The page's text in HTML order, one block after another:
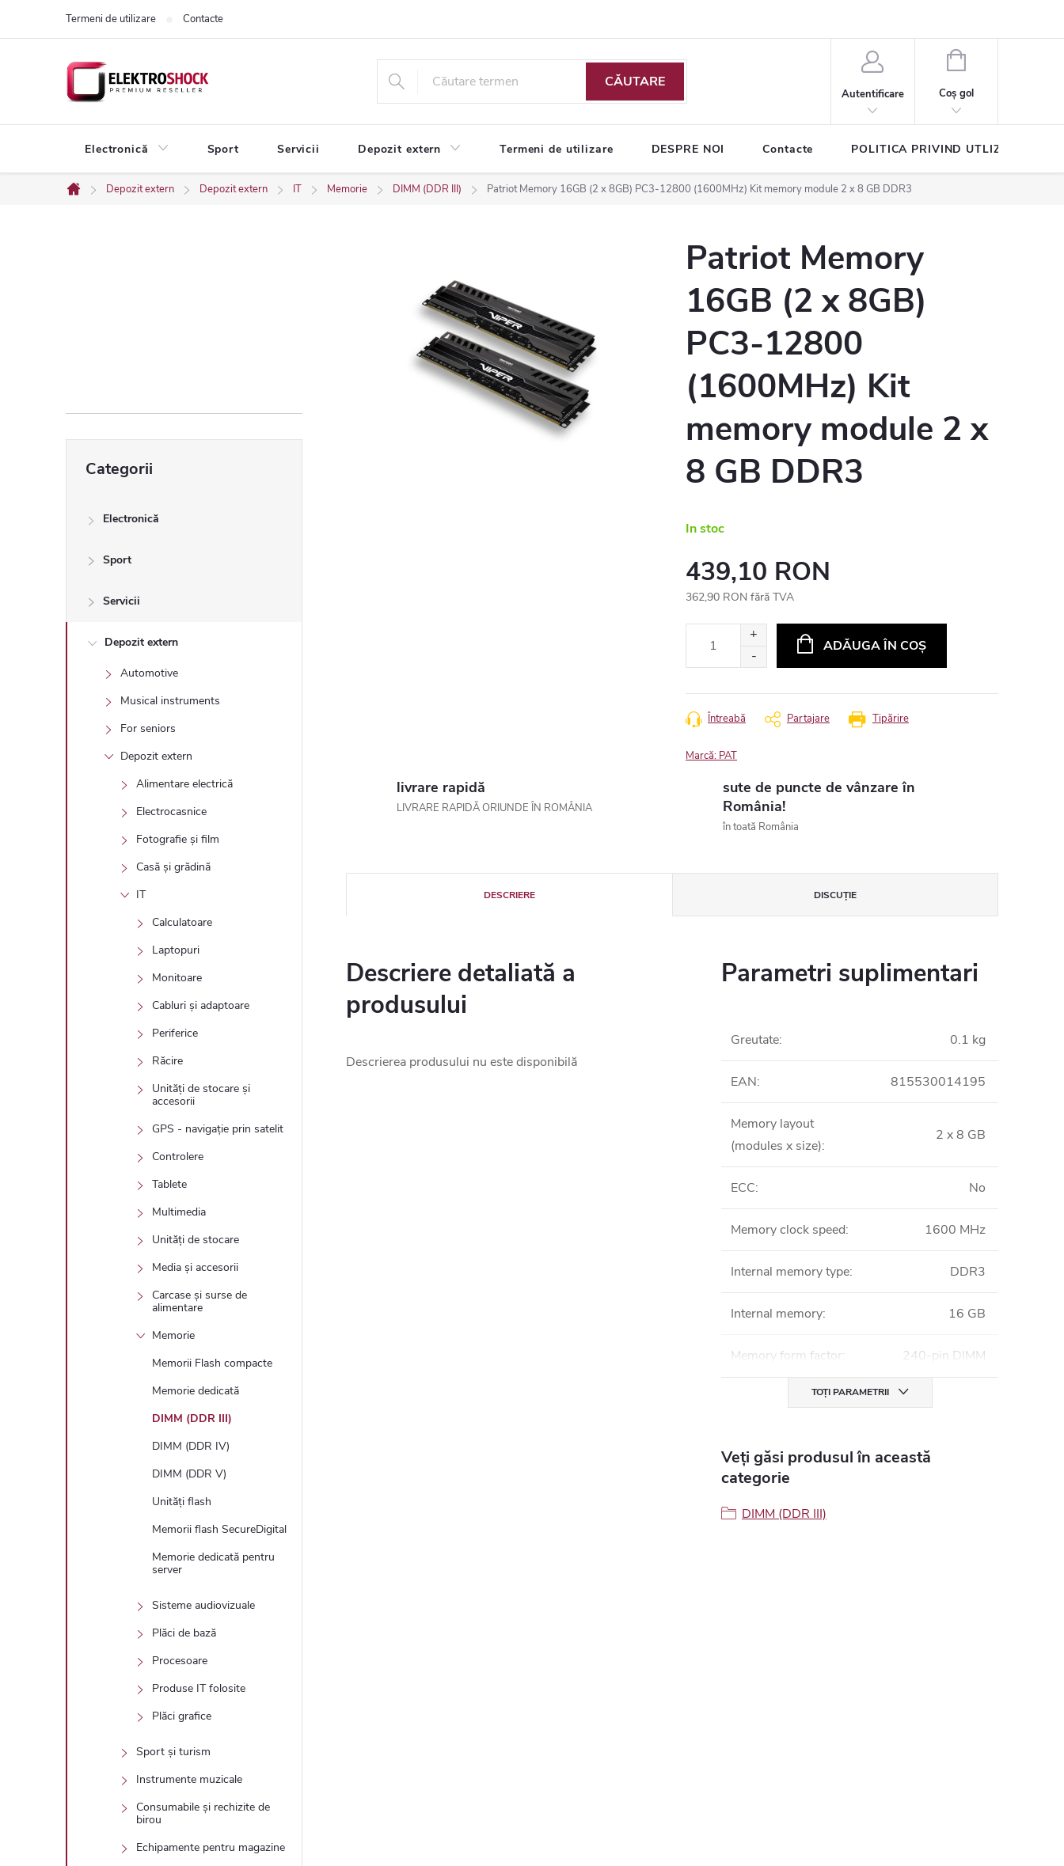
Termeni de utilizare Contacte
CĂUTARE
Autentificare
COŞ
CUMPĂRĂTURI
Coş gol
Electronică Sport Servicii Depozit extern Termeni de utilizare DESPRE NOI Contacte POLITICA PRIVIND UTLIZAREA
Acasă
Depozit extern Depozit extern IT Memorie DIMM (DDR III) Patriot Memory 16GB (2 x 8GB) PC3-12800 (1600MHz) Kit memory module 2 x 8 GB DDR3
l
a
a
pesteCategorii
Electronică
Sport
Servicii
Depozit extern
Automotive
Musical instruments
For seniors
Depozit extern
Alimentare electrică
Electrocasnice
Fotografie și film
Casă și grădină
IT
Calculatoare
Laptopuri
Monitoare
Cabluri și adaptoare
Periferice
Răcire
Unități de stocare și
accesorii
GPS - navigație prin satelit
Controlere
Tablete
Multimedia
Unități de stocare
Media și accesorii
Carcase și surse de
alimentare
Memorie
Memorii Flash compacte
Memorie dedicată
DIMM (DDR III)
DIMM (DDR IV)
DIMM (DDR V)
Unități flash
Memorii flash SecureDigital
Memorie dedicată pentru
server
Sisteme audiovizuale
Plăci de bază
Procesoare
Produse IT folosite
Plăci grafice
Sport și turism
Instrumente muzicale
Consumabile și rechizite de
birou
Echipamente pentru magazine
Patriot Memory
16GB (2 x 8GB)
PC3-12800
(1600MHz) Kit
memory module 2 x
8 GB DDR3
In stoc
439,10 RON
362,90 RON fără TVA
ADĂUGA ÎN COŞ
Tipărire
Întreabă Partajare
Marcă: PAT
livrare rapidă
LIVRARE RAPIDĂ ORIUNDE ÎN ROMÂNIA
sute de puncte de vânzare în
România!
în toată România
DESCRIERE DISCUŢIE
Descriere detaliată a
produsului
Descrierea produsului nu este disponibilă
Parametri suplimentari
Greutate: 0.1 kg
EAN: 815530014195
Memory layout
(modules x size):
2 x 8 GB
ECC: No
Memory clock speed: 1600 MHz
Internal memory type: DDR3
Internal memory: 16 GB
Memory form factor: 240-pin DIMM
TOȚI PARAMETRII
Veți găsi produsul în această
categorie
DIMM (DDR III)